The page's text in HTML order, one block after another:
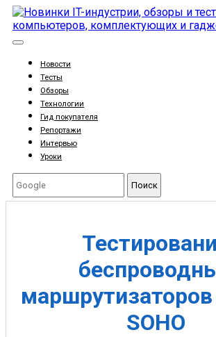
Новости
Тесты
Обзоры
Технологии
Гид покупателя
Репортажи
Интервью
Уроки
Поиск
маршрутизаторов
SOHO